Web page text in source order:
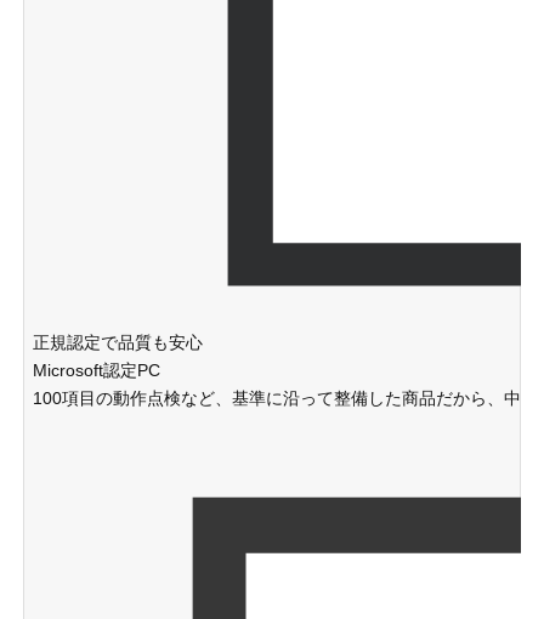
正規認定で品質も安心
Microsoft認定PC
100項目の動作点検など、基準に沿って整備した商品だから、中